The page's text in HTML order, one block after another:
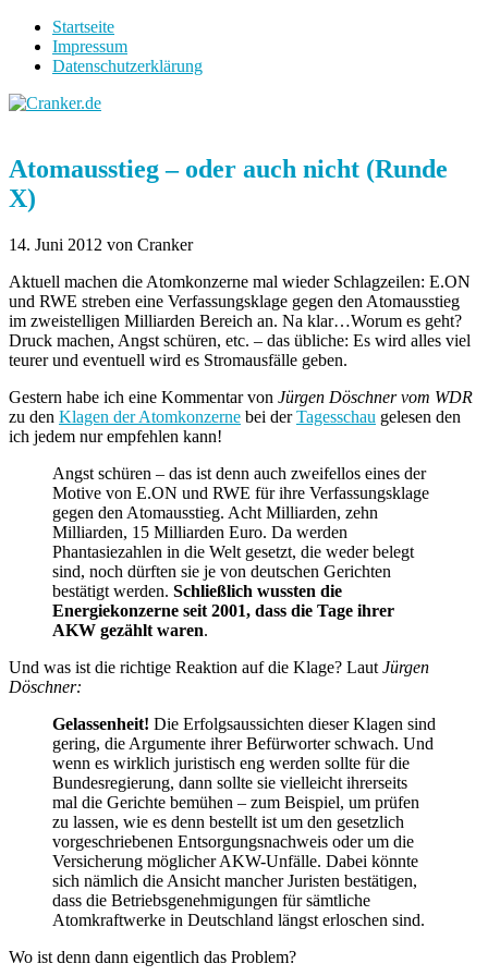
Startseite
Impressum
Datenschutzerklärung
Atomausstieg – oder auch nicht (Runde
X)
14. Juni 2012 von Cranker
Aktuell machen die Atomkonzerne mal wieder Schlagzeilen: E.ON
und RWE streben eine Verfassungsklage gegen den Atomausstieg
im zweistelligen Milliarden Bereich an. Na klar…Worum es geht?
Druck machen, Angst schüren, etc. – das übliche: Es wird alles viel
teurer und eventuell wird es Stromausfälle geben.
Gestern habe ich eine Kommentar von Jürgen Döschner vom WDR
zu den Klagen der Atomkonzerne bei derTagesschau gelesen den
ich jedem nur empfehlen kann!
Angst schüren – das ist denn auch zweifellos eines der
Motive von E.ON und RWE für ihre Verfassungsklage
gegen den Atomausstieg. Acht Milliarden, zehn
Milliarden, 15 Milliarden Euro. Da werden
Phantasiezahlen in die Welt gesetzt, die weder belegt
sind, noch dürften sie je von deutschen Gerichten
bestätigt werden. Schließlich wussten die
Energiekonzerne seit 2001, dass die Tage ihrer
AKW gezählt waren.
Und was ist die richtige Reaktion auf die Klage? Laut Jürgen
Döschner:
Gelassenheit! Die Erfolgsaussichten dieser Klagen sind
gering, die Argumente ihrer Befürworter schwach. Und
wenn es wirklich juristisch eng werden sollte für die
Bundesregierung, dann sollte sie vielleicht ihrerseits
mal die Gerichte bemühen – zum Beispiel, um prüfen
zu lassen, wie es denn bestellt ist um den gesetzlich
vorgeschriebenen Entsorgungsnachweis oder um die
Versicherung möglicher AKW-Unfälle. Dabei könnte
sich nämlich die Ansicht mancher Juristen bestätigen,
dass die Betriebsgenehmigungen für sämtliche
Atomkraftwerke in Deutschland längst erloschen sind.
Wo ist denn dann eigentlich das Problem?